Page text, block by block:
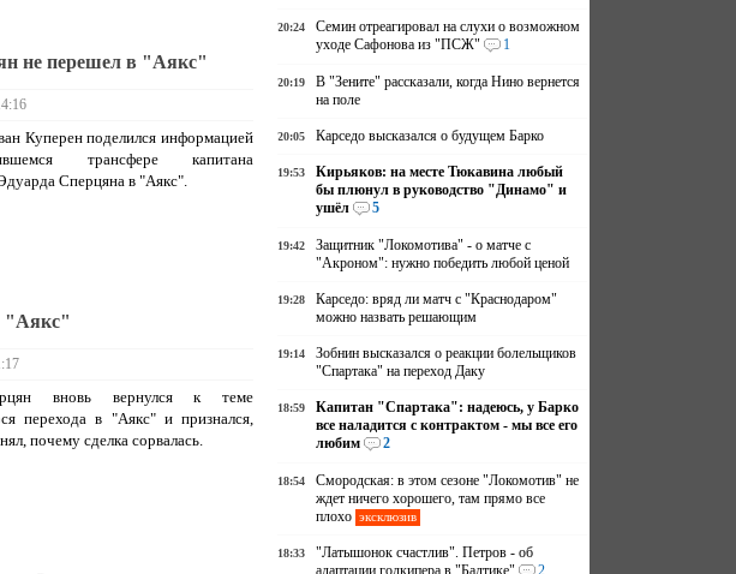
не перешел в "Аякс"
Куперен поделился информацией
трансфере капитана
Сперцяна в "Аякс".
"Аякс"
вновь вернулся к теме
перехода в "Аякс" и признался,
почему сделка сорвалась.
20:24
Семин отреагировал на слухи о возможном
уходе Сафонова из "ПСЖ"
1
20:19
В "Зените" рассказали, когда Нино вернется
на поле
20:05 Карседо высказался о будущем Барко
19:53
Кирьяков: на месте Тюкавина любый
бы плюнул в руководство "Динамо" и
ушёл
5
19:42
Защитник "Локомотива" - о матче с
"Акроном": нужно победить любой ценой
19:28
Карседо: вряд ли матч с "Краснодаром"
можно назвать решающим
19:14
Зобнин высказался о реакции болельщиков
"Спартака" на переход Даку
18:59
Капитан "Спартака": надеюсь, у Барко
все наладится с контрактом - мы все его
любим
2
18:54
Смородская: в этом сезоне "Локомотив" не
ждет ничего хорошего, там прямо все
плохо эксклюзив
18:33
"Латышонок счастлив". Петров - об
адаптации голкипера в "Балтике"
2